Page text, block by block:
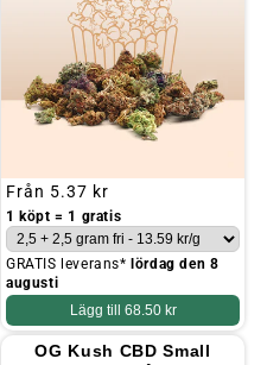
Ordinarie
pris
Från 5.37 kr
1 köpt = 1 gratis
GRATIS leverans* lördag den 8
augusti
Lägg till 68.50 kr
OG Kush CBD Small